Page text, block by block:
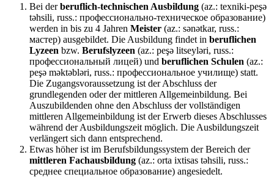
Bei derberuflich-technischen Ausbildung (az.: texniki-peşə
təhsili, russ.: профессионально-техническое образование)
werden in bis zu 4 Jahren Meister (az.: sənətkar, russ.:
мастер) ausgebildet. Die Ausbildung findet in beruflichen
Lyzeen bzw. Berufslyzeen (az.: peşə litseyləri, russ.:
профессиональный лицей) und beruflichen Schulen (az.:
peşə məktəbləri, russ.: профессиональное училище) statt.
Die Zugangsvoraussetzung ist der Abschluss der
grundlegenden oder der mittleren Allgemeinbildung. Bei
Auszubildenden ohne den Abschluss der vollständigen
mittleren Allgemeinbildung ist der Erwerb dieses Abschlusses
während der Ausbildungszeit möglich. Die Ausbildungszeit
verlängert sich dann entsprechend.
Etwas höher ist im Berufsbildungssystem der Bereich der
mittleren Fachausbildung (az.: orta ixtisas təhsili, russ.:
среднее специальное образование) angesiedelt.